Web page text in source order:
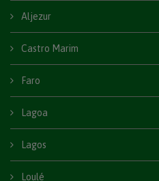
Aljezur
Castro Marim
Faro
Lagoa
Lagos
Loulé